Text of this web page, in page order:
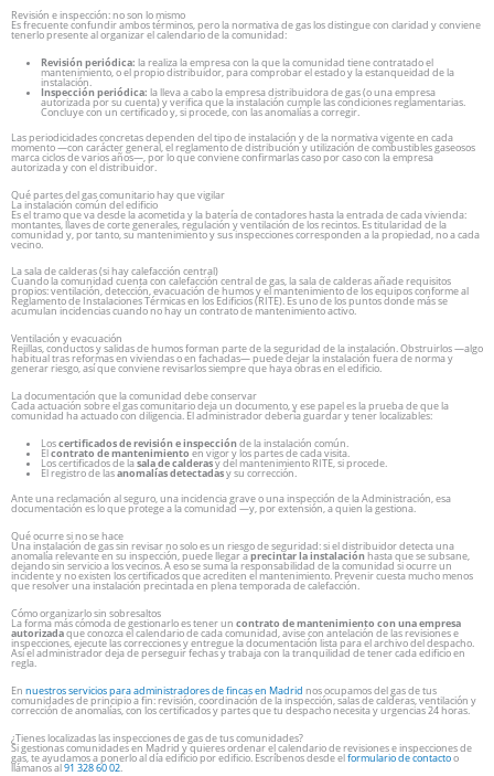
Revisión e inspección: no son lo mismo
Es frecuente confundir ambos términos, pero la normativa de gas los distingue con claridad y conviene
tenerlo presente al organizar el calendario de la comunidad:
Revisión periódica: la realiza la empresa con la que la comunidad tiene contratado el
mantenimiento, o el propio distribuidor, para comprobar el estado y la estanqueidad de la
instalación.
Inspección periódica: la lleva a cabo la empresa distribuidora de gas (o una empresa
autorizada por su cuenta) y verifica que la instalación cumple las condiciones reglamentarias.
Concluye con un certificado y, si procede, con las anomalías a corregir.
Las periodicidades concretas dependen del tipo de instalación y de la normativa vigente en cada
momento —con carácter general, el reglamento de distribución y utilización de combustibles gaseosos
marca ciclos de varios años—, por lo que conviene confirmarlas caso por caso con la empresa
autorizada y con el distribuidor.
Qué partes del gas comunitario hay que vigilar
La instalación común del edificio
Es el tramo que va desde la acometida y la batería de contadores hasta la entrada de cada vivienda:
montantes, llaves de corte generales, regulación y ventilación de los recintos. Es titularidad de la
comunidad y, por tanto, su mantenimiento y sus inspecciones corresponden a la propiedad, no a cada
vecino.
La sala de calderas (si hay calefacción central)
Cuando la comunidad cuenta con calefacción central de gas, la sala de calderas añade requisitos
propios: ventilación, detección, evacuación de humos y el mantenimiento de los equipos conforme al
Reglamento de Instalaciones Térmicas en los Edificios (RITE). Es uno de los puntos donde más se
acumulan incidencias cuando no hay un contrato de mantenimiento activo.
Ventilación y evacuación
Rejillas, conductos y salidas de humos forman parte de la seguridad de la instalación. Obstruirlos —algo
habitual tras reformas en viviendas o en fachadas— puede dejar la instalación fuera de norma y
generar riesgo, así que conviene revisarlos siempre que haya obras en el edificio.
La documentación que la comunidad debe conservar
Cada actuación sobre el gas comunitario deja un documento, y ese papel es la prueba de que la
comunidad ha actuado con diligencia. El administrador debería guardar y tener localizables:
Loscertificados de revisión e inspecciónde la instalación común.
Elcontrato de mantenimiento en vigor y los partes de cada visita.
Los certificados de lasala de calderasy del mantenimiento RITE, si procede.
El registro de lasanomalías detectadasy su corrección.
Ante una reclamación al seguro, una incidencia grave o una inspección de la Administración, esa
documentación es lo que protege a la comunidad —y, por extensión, a quien la gestiona.
Qué ocurre si no se hace
Una instalación de gas sin revisar no solo es un riesgo de seguridad: si el distribuidor detecta una
anomalía relevante en su inspección, puede llegar aprecintar la instalaciónhasta que se subsane,
dejando sin servicio a los vecinos. A eso se suma la responsabilidad de la comunidad si ocurre un
incidente y no existen los certificados que acrediten el mantenimiento. Prevenir cuesta mucho menos
que resolver una instalación precintada en plena temporada de calefacción.
Cómo organizarlo sin sobresaltos
La forma más cómoda de gestionarlo es tener un contrato de mantenimiento con una empresa
autorizadaque conozca el calendario de cada comunidad, avise con antelación de las revisiones e
inspecciones, ejecute las correcciones y entregue la documentación lista para el archivo del despacho.
Así el administrador deja de perseguir fechas y trabaja con la tranquilidad de tener cada edificio en
regla.
En nuestros servicios para administradores de fincas en Madrid nos ocupamos del gas de tus
comunidades de principio a fin: revisión, coordinación de la inspección, salas de calderas, ventilación y
corrección de anomalías, con los certificados y partes que tu despacho necesita y urgencias 24 horas.
¿Tienes localizadas las inspecciones de gas de tus comunidades?
Si gestionas comunidades en Madrid y quieres ordenar el calendario de revisiones e inspecciones de
gas, te ayudamos a ponerlo al día edificio por edificio. Escríbenos desde elformulario de contactoo
llámanos al91 328 60 02.